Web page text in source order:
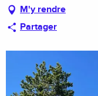
M'y rendre
Partager